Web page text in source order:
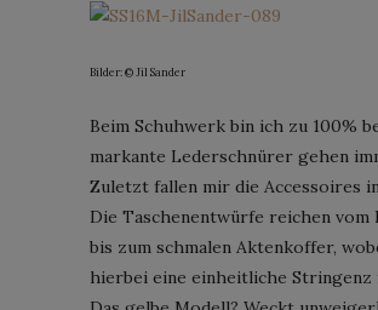
Bilder: © Jil Sander
Beim Schuhwerk bin ich zu 100%
markante Lederschnürer gehen
Zuletzt fallen mir die Accessoires
Die Taschenentwürfe reichen vom
bis zum schmalen Aktenkoffer,
hierbei eine einheitliche Stringenz